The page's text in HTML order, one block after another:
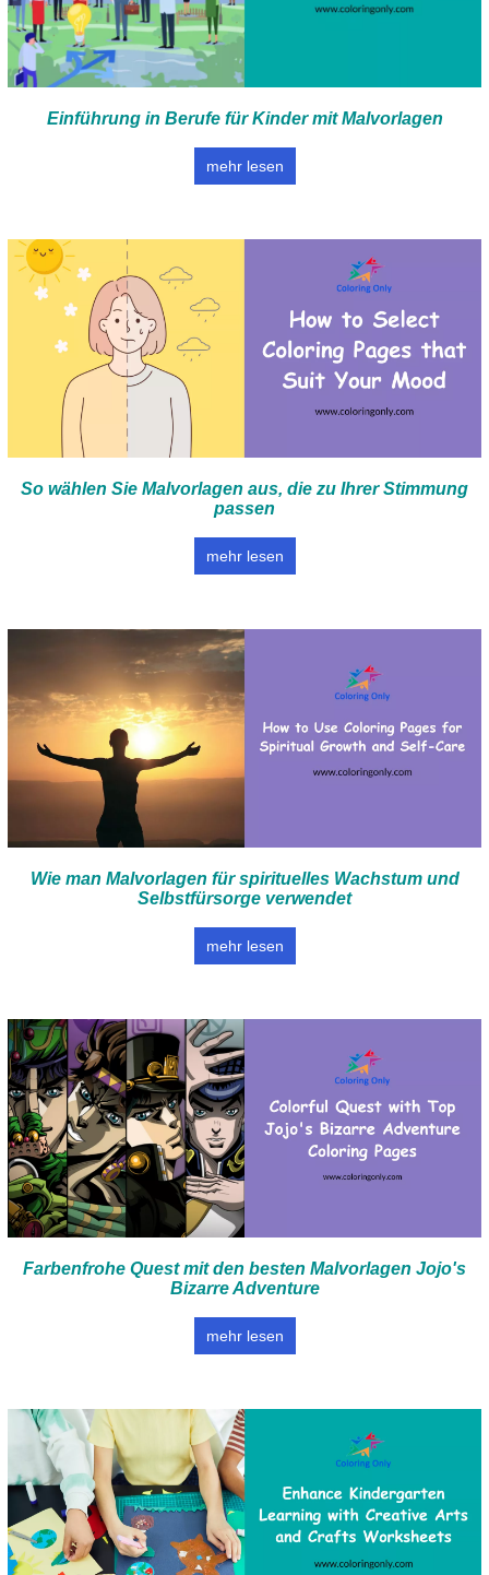
Einführung in Berufe für Kinder mit Malvorlagen
mehr lesen
So wählen Sie Malvorlagen aus, die zu Ihrer Stimmung
passen
mehr lesen
Wie man Malvorlagen für spirituelles Wachstum und
Selbstfürsorge verwendet
mehr lesen
Farbenfrohe Quest mit den besten Malvorlagen Jojo's
Bizarre Adventure
mehr lesen